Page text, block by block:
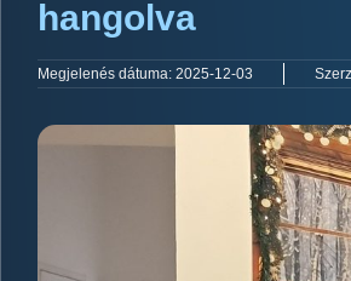
hangolva
Megjelenés dátuma: 2025-12-03